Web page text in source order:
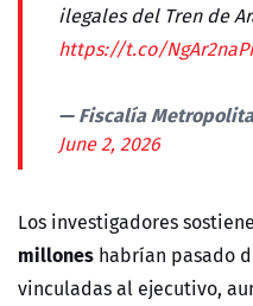
ilegales del Tren de
https://t.co/
— Fiscalía
June 2, 2026
Los investigadores
millones habrían pasado
vinculadas al ejecutivo,